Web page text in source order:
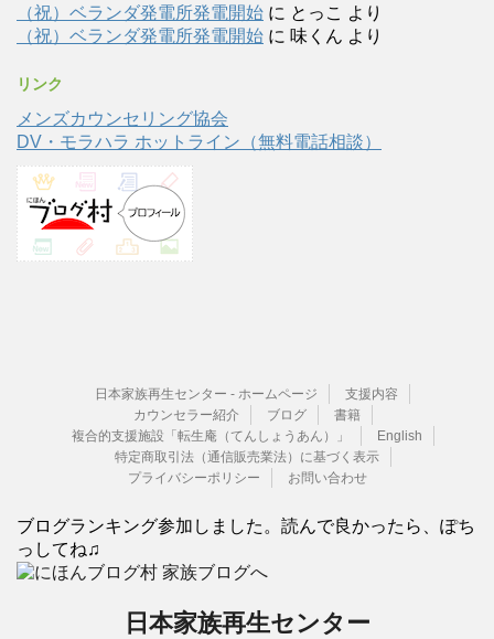
（祝）ベランダ発電所発電開始 に とっこ より
（祝）ベランダ発電所発電開始 に 味くん より
リンク
メンズカウンセリング協会
DV・モラハラ ホットライン（無料電話相談）
日本家族再生センター - ホームページ
支援内容
カウンセラー紹介
ブログ
書籍
複合的支援施設「転生庵（てんしょうあん）」
English
特定商取引法（通信販売業法）に基づく表示
プライバシーポリシー
お問い合わせ
ブログランキング参加しました。読んで良かったら、ぽち
っしてね♫
日本家族再生センター